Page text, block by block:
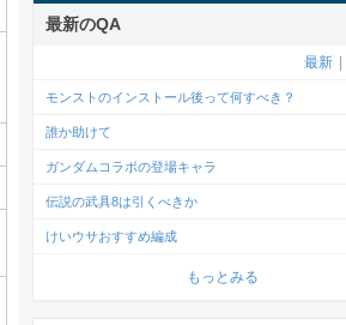
最新のQA
最新
モンストのインストール後って何すべき？
誰か助けて
ガンダムコラボの登場キャラ
伝説の武具8は引くべきか
けいウサおすすめ編成
もっとみる